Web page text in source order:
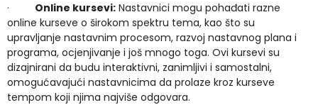
· Online kursevi: Nastavnici mogu pohađati razne
online kurseve o širokom spektru tema, kao što su
upravljanje nastavnim procesom, razvoj nastavnog plana i
programa, ocjenjivanje i još mnogo toga. Ovi kursevi su
dizajnirani da budu interaktivni, zanimljivi i samostalni,
omogućavajući nastavnicima da prolaze kroz kurseve
tempom koji njima najviše odgovara.